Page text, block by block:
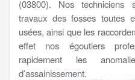
(03800). Nos techniciens
travaux des fosses toutes
usées, ainsi que les
effet nos égoutiers
rapidement les
d’assainissement.